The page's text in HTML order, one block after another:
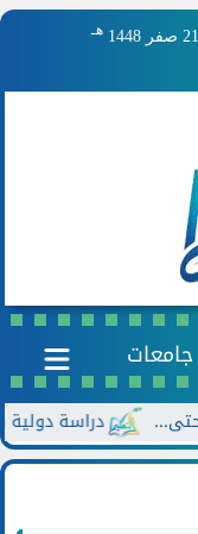
21 صفر 1448 هـ
جامعات
دراسة دولية بجامعة